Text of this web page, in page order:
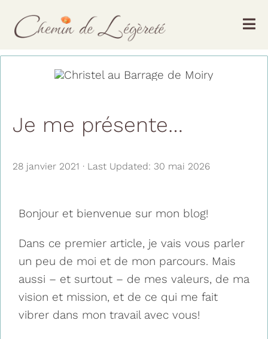
Accueil
Ressources
Tarifs
À propos
Je me présente…
28 janvier 2021 · Last Updated: 30 mai 2026
Bonjour et bienvenue sur mon blog!
Dans ce premier article, je vais vous parler
un peu de moi et de mon parcours. Mais
aussi – et surtout – de mes valeurs, de ma
vision et mission, et de ce qui me fait
vibrer dans mon travail avec vous!